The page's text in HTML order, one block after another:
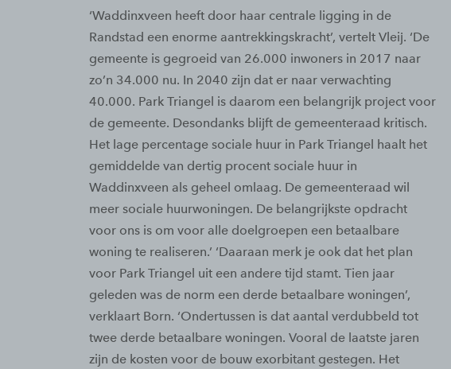
‘Waddinxveen heeft door haar centrale ligging in de
Randstad een enorme aantrekkingskracht’, vertelt Vleij. ‘De
gemeente is gegroeid van 26.000 inwoners in 2017 naar
zo’n 34.000 nu. In 2040 zijn dat er naar verwachting
40.000. Park Triangel is daarom een belangrijk project voor
de gemeente. Desondanks blijft de gemeenteraad kritisch.
Het lage percentage sociale huur in Park Triangel haalt het
gemiddelde van dertig procent sociale huur in
Waddinxveen als geheel omlaag. De gemeenteraad wil
meer sociale huurwoningen. De belangrijkste opdracht
voor ons is om voor alle doelgroepen een betaalbare
woning te realiseren.’ ‘Daaraan merk je ook dat het plan
voor Park Triangel uit een andere tijd stamt. Tien jaar
geleden was de norm een derde betaalbare woningen’,
verklaart Born. ‘Ondertussen is dat aantal verdubbeld tot
twee derde betaalbare woningen. Vooral de laatste jaren
zijn de kosten voor de bouw exorbitant gestegen. Het